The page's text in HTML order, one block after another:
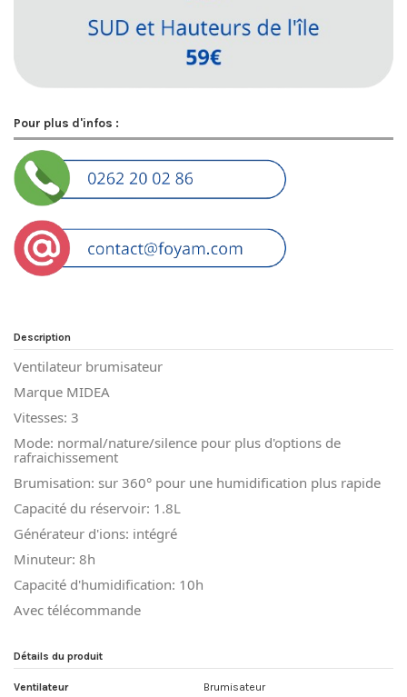
Pour plus d'infos :
Description
Ventilateur brumisateur
Marque MIDEA
Vitesses: 3
Mode: normal/nature/silence pour plus d'options de
rafraichissement
Brumisation: sur 360° pour une humidification plus rapide
Capacité du réservoir: 1.8L
Générateur d'ions: intégré
Minuteur: 8h
Capacité d'humidification: 10h
Avec télécommande
Détails du produit
Ventilateur
Brumisateur